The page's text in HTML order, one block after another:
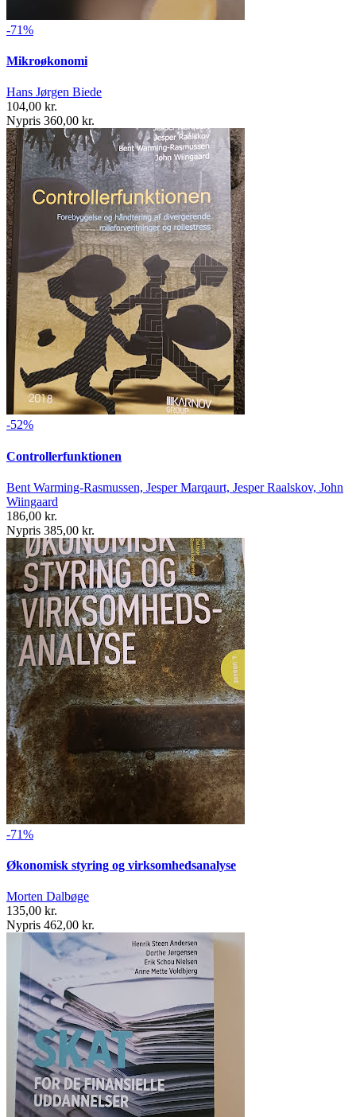
-71%
Mikroøkonomi
Hans Jørgen Biede
104,00 kr.
Nypris 360,00 kr.
-52%
Controllerfunktionen
Bent Warming-Rasmussen, Jesper Marqaurt, Jesper Raalskov, John
Wiingaard
186,00 kr.
Nypris 385,00 kr.
-71%
Økonomisk styring og virksomhedsanalyse
Morten Dalbøge
135,00 kr.
Nypris 462,00 kr.